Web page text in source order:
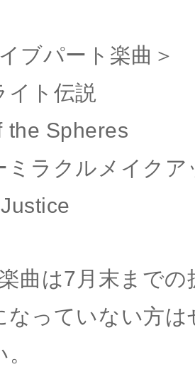
ブパート楽曲＞
イト伝説
the Spheres
ミラクルメイクア
曲は7月末までの
なっていない方